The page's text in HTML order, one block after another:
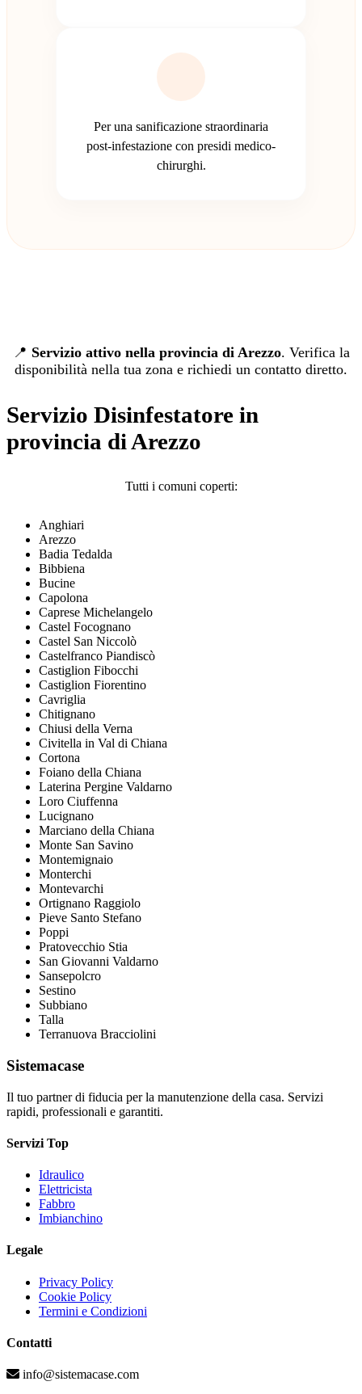
Per una sanificazione straordinaria
post-infestazione con presidi medico-
chirurghi.
📍 Servizio attivo nella provincia di Arezzo. Verifica la
disponibilità nella tua zona e richiedi un contatto diretto.
Servizio Disinfestatore in
provincia di Arezzo
Tutti i comuni coperti:
Anghiari
Arezzo
Badia Tedalda
Bibbiena
Bucine
Capolona
Caprese Michelangelo
Castel Focognano
Castel San Niccolò
Castelfranco Piandiscò
Castiglion Fibocchi
Castiglion Fiorentino
Cavriglia
Chitignano
Chiusi della Verna
Civitella in Val di Chiana
Cortona
Foiano della Chiana
Laterina Pergine Valdarno
Loro Ciuffenna
Lucignano
Marciano della Chiana
Monte San Savino
Montemignaio
Monterchi
Montevarchi
Ortignano Raggiolo
Pieve Santo Stefano
Poppi
Pratovecchio Stia
San Giovanni Valdarno
Sansepolcro
Sestino
Subbiano
Talla
Terranuova Bracciolini
Sistemacase
Il tuo partner di fiducia per la manutenzione della casa. Servizi
rapidi, professionali e garantiti.
Servizi Top
Idraulico
Elettricista
Fabbro
Imbianchino
Legale
Privacy Policy
Cookie Policy
Termini e Condizioni
Contatti
info@sistemacase.com